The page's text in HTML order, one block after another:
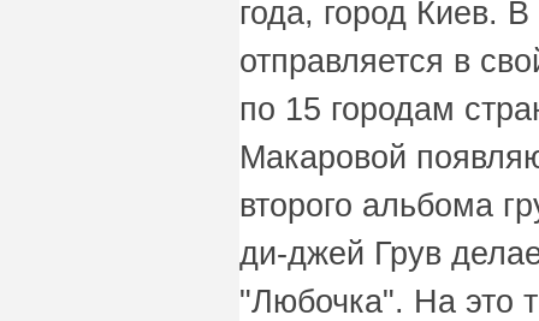
года, город Киев.
отправляется в
по 15 городам
Макаровой
второго альбома
ди-джей Грув
"Любочка". На это